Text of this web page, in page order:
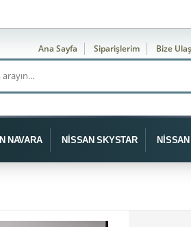
Ana Sayfa Siparişlerim Bize
NAVARA NİSSAN SKYSTAR